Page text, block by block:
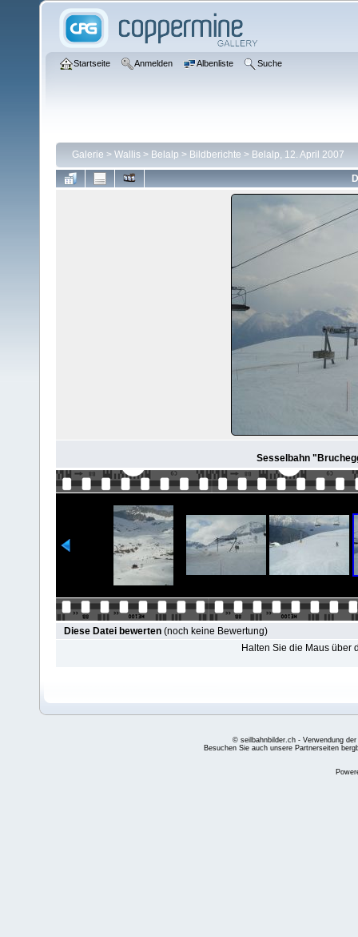
Startseite Anmelden Albenliste Suche
Galerie > Wallis > Belalp > Bildberichte > Belalp, 12. April 2007
Sesselbahn
Diese Datei bewerten (noch keine Bewertung)
Halten Sie die Maus über
© seilbahnbilder.ch - Verwendung
Besuchen Sie auch unsere Partnerseiten